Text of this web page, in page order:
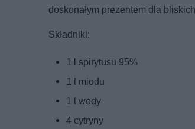
doskonałym prezentem dla
Składniki:
1 l spirytusu 95%
1 l miodu
1 l wody
4 cytryny